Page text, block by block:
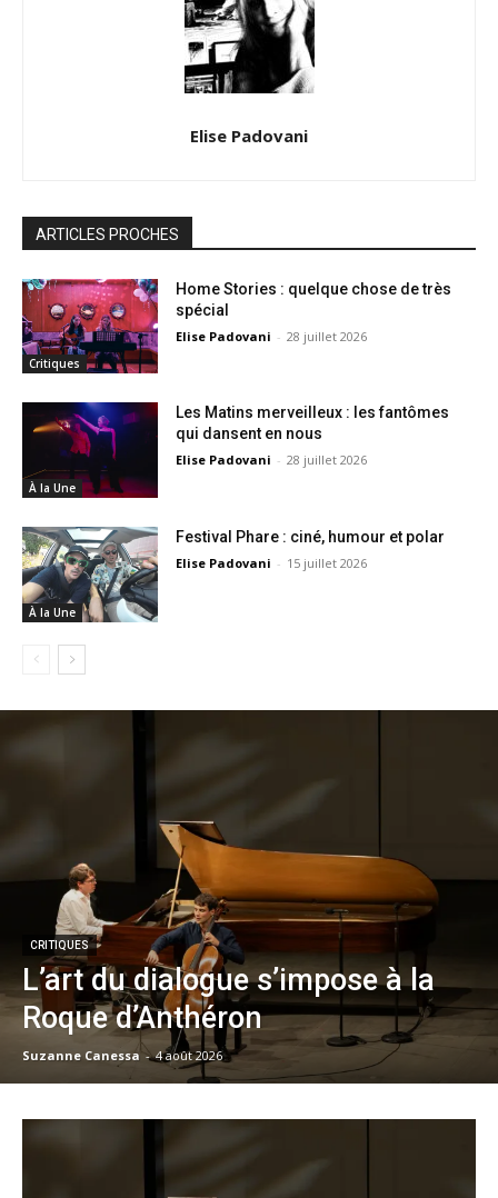
Elise Padovani
ARTICLES PROCHES
Critiques
Home Stories : quelque chose de très
spécial
Elise Padovani - 28 juillet 2026
À la Une
Les Matins merveilleux : les fantômes
qui dansent en nous
Elise Padovani - 28 juillet 2026
À la Une
Festival Phare : ciné, humour et polar
Elise Padovani - 15 juillet 2026
CRITIQUES
L’art du dialogue s’impose à la
Roque d’Anthéron
Suzanne Canessa - 4 août 2026